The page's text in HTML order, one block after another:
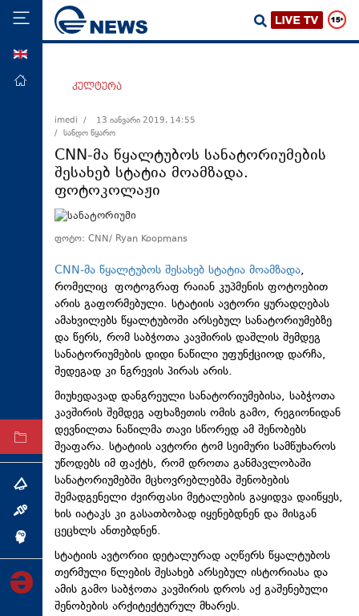
ეკონომიკა
მსოფლიო
ჯანდაცვა
საზოგადოება
სამართალი
თავდაცვა
კულტურა
ტექნოლოგიები
ტაბლოიდი
არქივი
თემა
ინტერვიუ
ინქვიზიცია
კულტურა
imedi /
13 იანვარი 2019, 14:55
/ სანდო წყარო
CNN-მა წყალტუბოს სანატორიუმების
შესახებ სტატია მოამზადა.
ფოტოკოლაჟი
ფოტო: CNN/ Ryan Koopmans
CNN-მა წყალტუბოს შესახებ სტატია მოამზადა,
რომელიც ფოტოგრაფ რაიან კუპმენის ფოტოებით
არის გაფორმებული. სტატიის ავტორი ყურადღებას
ამახვილებს წყალტუბოში არსებულ სანატორიუმებზე
და წერს, რომ საბჭოთა კავშირის დაშლის შემდეგ
სანატორიუმების დიდი ნაწილი უფუნქციოდ დარჩა,
შედეგად კი ნგრევის პირას არის.
მიუხედავად დანგრეული სანატორიუმებისა, საბჭოთა
კავშირის შემდეგ აფხაზეთის ომის გამო, რეგიონიდან
დევნილთა ნაწილმა თავი სწორედ ამ შენობებს
შეაფარა. სტატიის ავტორი ტომ სეიმური სამწუხაროს
უწოდებს იმ ფაქტს, რომ დროთა განმავლობაში
სანატორიუმებში მცხოვრებლებმა შენობების
შემადგენელი ძვირფასი მეტალების გაყიდვა დაიწყეს,
ხის იატაკს კი გასათბობად იყენებდნენ და მისგან
ცეცხლს ანთებდნენ.
სტატიის ავტორიი დეტალურად აღწერს წყალტუბოს
თერმული წლების შესახებ არსებულ ისტორიასა და
ამის გამო საბჭოთა კავშირის დროს აქ გაშენებული
შენობების არქიტექტურულ მხარეს.